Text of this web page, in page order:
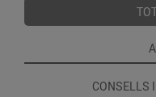
CONSELLS